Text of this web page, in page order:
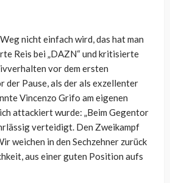
nicht einfach wird, das hat man
Reis bei „DAZN“ und kritisierte
vor dem ersten
der Pause, als der als exzellenter
Vincenzo Grifo am eigenen
attackiert wurde: „Beim Gegentor
verteidigt. Den Zweikampf
weichen in den Sechzehner zurück
aus einer guten Position aufs